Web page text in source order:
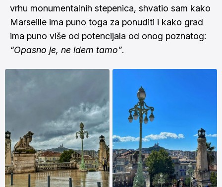
vrhu monumentalnih stepenica, shvatio sam kako
Marseille ima puno toga za ponuditi i kako grad
ima puno više od potencijala od onog poznatog:
“Opasno je, ne idem tamo”.